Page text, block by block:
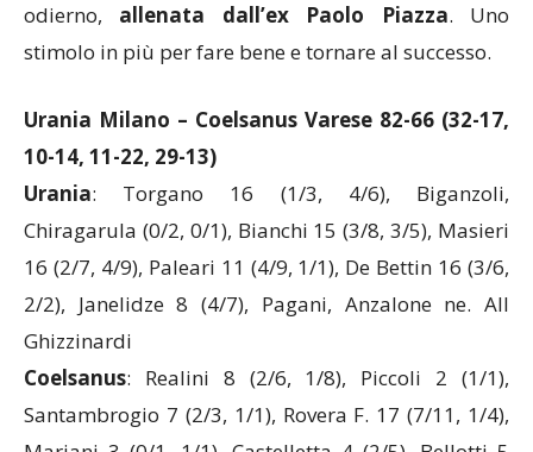
odierno, allenata dall’ex Paolo Piazza. Uno
stimolo in più per fare bene e tornare al successo.
Urania Milano – Coelsanus Varese 82-66 (32-17,
10-14, 11-22, 29-13)
Urania: Torgano 16 (1/3, 4/6), Biganzoli,
Chiragarula (0/2, 0/1), Bianchi 15 (3/8, 3/5), Masieri
16 (2/7, 4/9), Paleari 11 (4/9, 1/1), De Bettin 16 (3/6,
2/2), Janelidze 8 (4/7), Pagani, Anzalone ne. All
Ghizzinardi
Coelsanus: Realini 8 (2/6, 1/8), Piccoli 2 (1/1),
Santambrogio 7 (2/3, 1/1), Rovera F. 17 (7/11, 1/4),